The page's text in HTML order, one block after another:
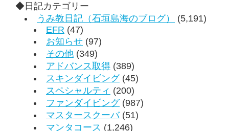
◆日記カテゴリー
うみ教日記（石垣島海のブログ）
(5,191)
EFR (47)
お知らせ (97)
その他 (349)
アドバンス取得 (389)
スキンダイビング(45)
スペシャルティ (200)
ファンダイビング(987)
マスタースクーバ(51)
マンタコース (1,246)